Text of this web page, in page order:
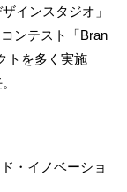
インスタジオ」
ンテスト「Bran
トを多く実施
・イノベーショ